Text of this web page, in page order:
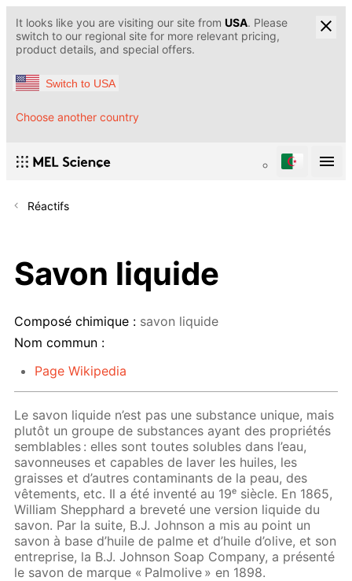
It looks like you are visiting our site from USA. Please
switch to our regional site for more relevant pricing,
product details, and special offers.
Switch to USA
Choose another country
Réactifs
Savon liquide
Composé chimique : savon liquide
Nom commun :
Page Wikipedia
Le savon liquide n’est pas une substance unique, mais
plutôt un groupe de substances ayant des propriétés
semblables : elles sont toutes solubles dans l’eau,
savonneuses et capables de laver les huiles, les
graisses et d’autres contaminants de la peau, des
vêtements, etc. Il a été inventé au 19ᵉ siècle. En 1865,
William Shepphard a breveté une version liquide du
savon. Par la suite, B.J. Johnson a mis au point un
savon à base d’huile de palme et d’huile d’olive, et son
entreprise, la B.J. Johnson Soap Company, a présenté
le savon de marque « Palmolive » en 1898.